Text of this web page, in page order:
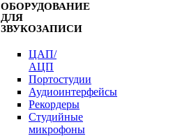
ОБОРУДОВАНИЕ
ДЛЯ
ЗВУКОЗАПИСИ
ЦАП/
АЦП
Портостудии
Аудиоинтерфейсы
Рекордеры
Студийные
микрофоны